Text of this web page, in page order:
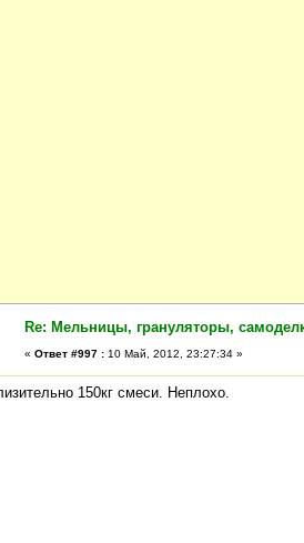
Re: Мельницы, грануляторы,
« Ответ #997 : 10 Май, 2012, 23:27:34 »
150кг смеси. Неплохо.